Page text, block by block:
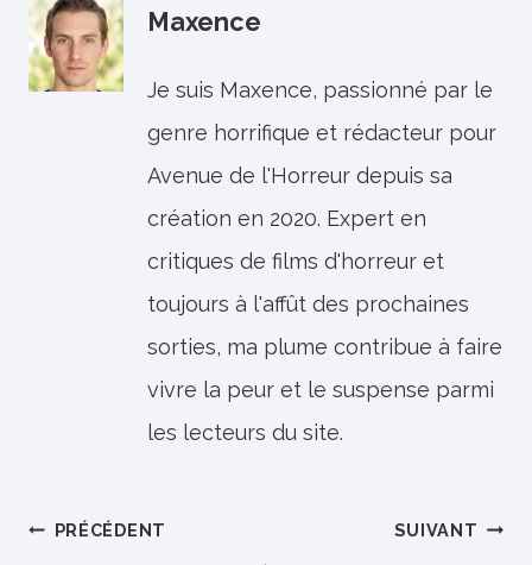
Maxence
Je suis Maxence, passionné par le
genre horrifique et rédacteur pour
Avenue de l'Horreur depuis sa
création en 2020. Expert en
critiques de films d'horreur et
toujours à l'affût des prochaines
sorties, ma plume contribue à faire
vivre la peur et le suspense parmi
les lecteurs du site.
Navigation
PRÉCÉDENT SUIVANT